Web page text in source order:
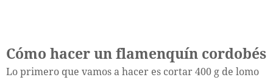
Cómo hacer un flamenquín cordobés
Lo primero que vamos a hacer es cortar 400 g de lomo